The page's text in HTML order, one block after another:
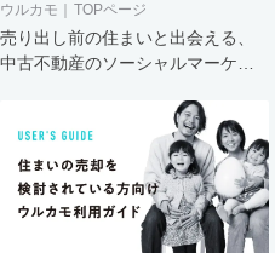
ウルカモ｜TOPページ
売り出し前の住まいと出会える、
中古不動産のソーシャルマーケッ